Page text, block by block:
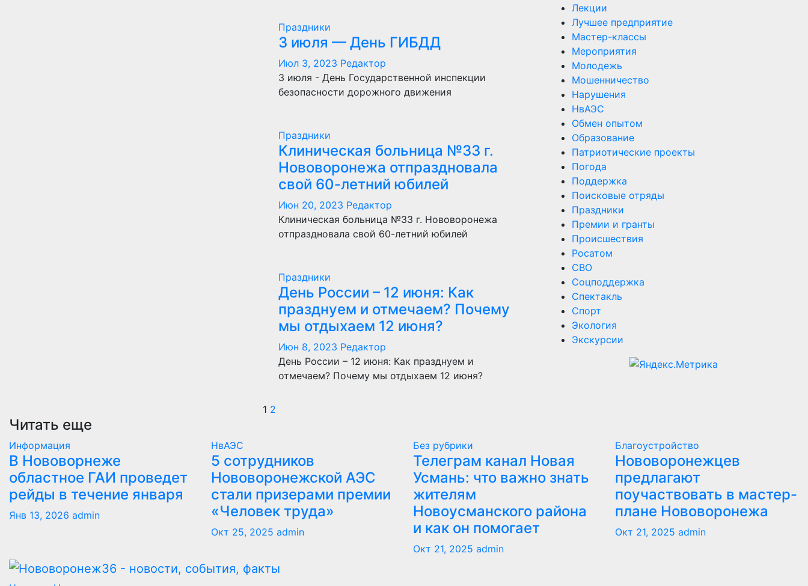
Праздники
3 июля — День ГИБДД
Июл 3, 2023 Редактор
3 июля - День Государственной инспекции
безопасности дорожного движения
Праздники
Клиническая больница №33 г.
Нововоронежа отпраздновала
свой 60-летний юбилей
Июн 20, 2023 Редактор
Клиническая больница №33 г. Нововоронежа
отпраздновала свой 60-летний юбилей
Праздники
День России – 12 июня: Как
празднуем и отмечаем? Почему
мы отдыхаем 12 июня?
Июн 8, 2023 Редактор
День России – 12 июня: Как празднуем и
отмечаем? Почему мы отдыхаем 12 июня?
Пагинация
1 2
Лекции
Лучшее предприятие
Мастер-классы
Мероприятия
Молодежь
Мошенничество
Нарушения
НвАЭС
Обмен опытом
Образование
Патриотические проекты
Погода
Поддержка
Поисковые отряды
Праздники
Премии и гранты
Происшествия
Росатом
СВО
Соцподдержка
Спектакль
Спорт
Экология
Экскурсии
Читать еще
Информация
В Нововорнеже
областное ГАИ проведет
рейды в течение января
Янв 13, 2026 admin
НвАЭС
5 сотрудников
Нововоронежской АЭС
стали призерами премии
«Человек труда»
Окт 25, 2025 admin
Без рубрики
Телеграм канал Новая
Усмань: что важно знать
жителям
Новоусманского района
и как он помогает
Окт 21, 2025 admin
Благоустройство
Нововоронежцев
предлагают
поучаствовать в мастер-
плане Нововоронежа
Окт 21, 2025 admin